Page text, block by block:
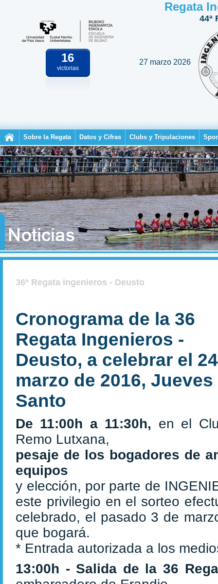
16
victorias
Regata
44ª
27 marzo 2026
Sobre la Regata Datos y Cifras Clubs y Tripulaciones
36ª Regata Ingenieros - Deusto
Cronograma de la 36
Regata Ingenieros -
Deusto, a celebrar el
marzo de 2016, Jueves
Santo
De 11:00h a 11:30h, en el
Remo Lutxana,
pesaje de los bogadores de
equipos
y elección, por parte de
este privilegio en el sorteo
celebrado, el pasado 3 de
que bogará.
* Entrada autorizada a los
13:00h - Salida de la 36